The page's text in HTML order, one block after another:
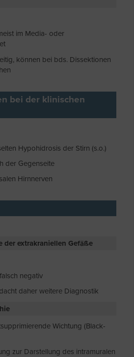
im Media- oder
können bei bds. Dissektionen
bei der klinischen
Hypohidrosis der Stirn (s.o.)
der Gegenseite
Hirnnerven
der extrakraniellen Gefäße
negativ
daher weitere Diagnostik
Wichtung (Black-
zur Darstellung des intramuralen